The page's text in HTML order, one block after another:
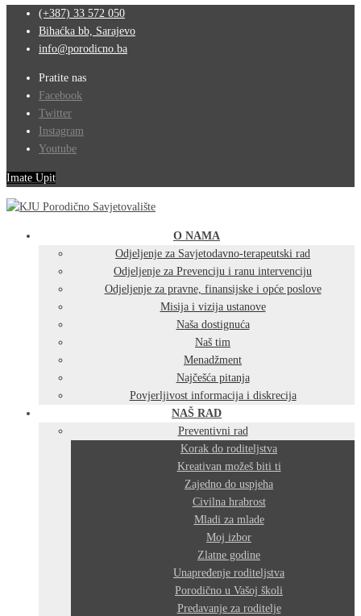
(+387) 33 572 050
Bihaćka bb, Sarajevo
info@porodicno.ba
Pratite nas
Facebook
Twitter
Instagram
Youtube
Imate Upit
O NAMA
Odjeljenje za Savjetodavno-terapeutski rad
Odjeljenje za Prevenciju i ranu intervenciju
Odjeljenje za pravne, finansijske i opće poslove
Misija i vizija ustanove
Naša dostignuća
Naš tim
Menadžment
Najčešća pitanja
Povjerljivost informacija i diskrecija
NAŠ RAD
Preventivni rad
Korak do roditeljstva
Kreativan možeš biti ti
Zajedno do uspjeha
Civilna hrabrost
Mladi za mlade
Moj izbor
Zlatne godine
Unapređenje roditeljstva
Porodično u Vašoj školi
Predavanje za roditelje